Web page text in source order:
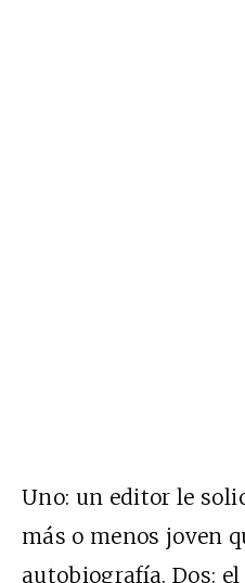
Uno: un editor le
más o menos joven
autobiografía. Dos: